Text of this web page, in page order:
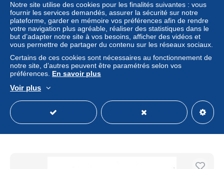
± 16,71 $US
Notre site utilise des cookies pour les finalités suivantes : vous
fournir les services demandés, assurer la sécurité sur notre
plateforme, garder en mémoire vos préférences afin de rendre
votre navigation plus agréable, réaliser des statistiques dans le
but d’adapter notre site à vos besoins, afficher des vidéos et
vous permettre de partager du contenu sur les réseaux sociaux.
Certains de ces cookies sont nécessaires au fonctionnement de
notre site, d’autres peuvent être paramétrés selon vos
préférences. En savoir plus
Voir plus